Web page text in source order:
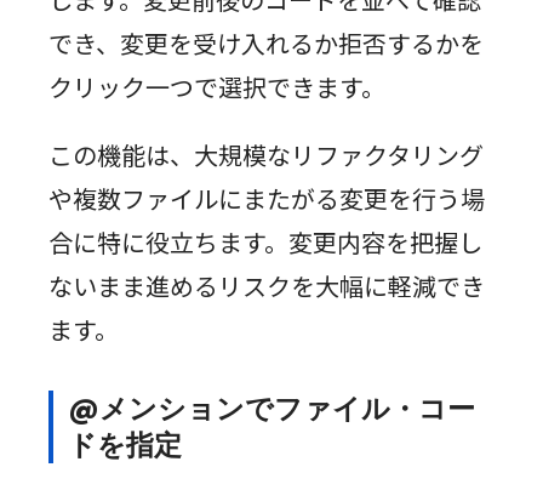
でき、変更を受け入れるか拒否するかを
クリック一つで選択できます。
この機能は、大規模なリファクタリング
や複数ファイルにまたがる変更を行う場
合に特に役立ちます。変更内容を把握し
ないまま進めるリスクを大幅に軽減でき
ます。
@メンションでファイル・コー
ドを指定